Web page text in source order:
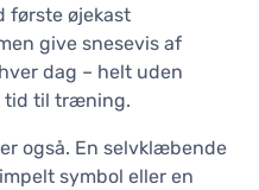
første øjekast
give snesevis af
dag – helt uden
tid til træning.
også. En selvklæbende
symbol eller en